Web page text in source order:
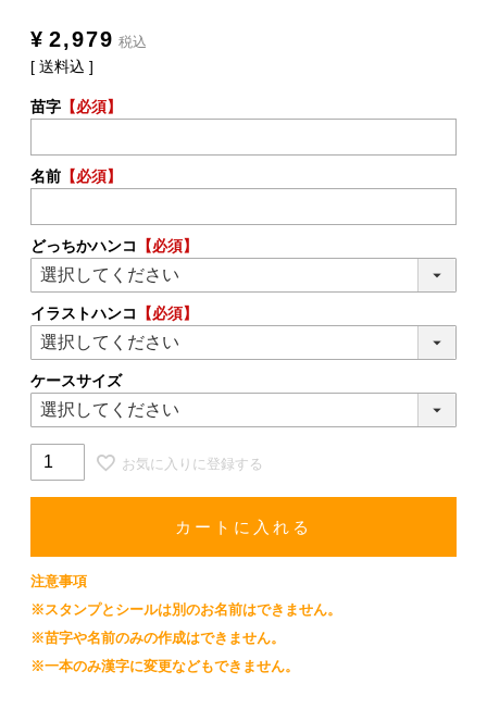
¥ 2,979 税込
送料込
苗字 【必須】
名前 【必須】
どっちかハンコ 【必須】
イラストハンコ 【必須】
ケースサイズ
お気に入りに登録する
カートに入れる
注意事項
※スタンプとシールは別のお名前はできません。
※苗字や名前のみの作成はできません。
※一本のみ漢字に変更などもできません。